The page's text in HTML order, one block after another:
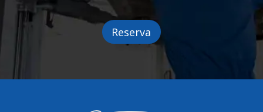
Reserva